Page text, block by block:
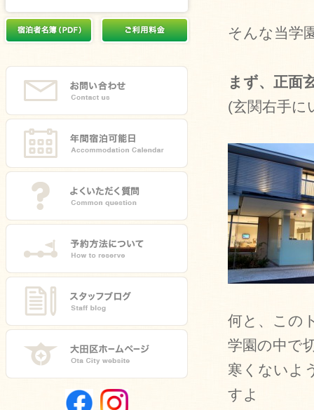
そんな当学
まず、正面
(玄関右手に
何と、この
学園の中で
寒くないよ
すよ